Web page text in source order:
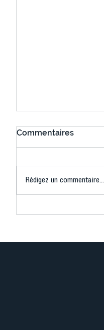
Commentaires
Rédigez un commentaire...